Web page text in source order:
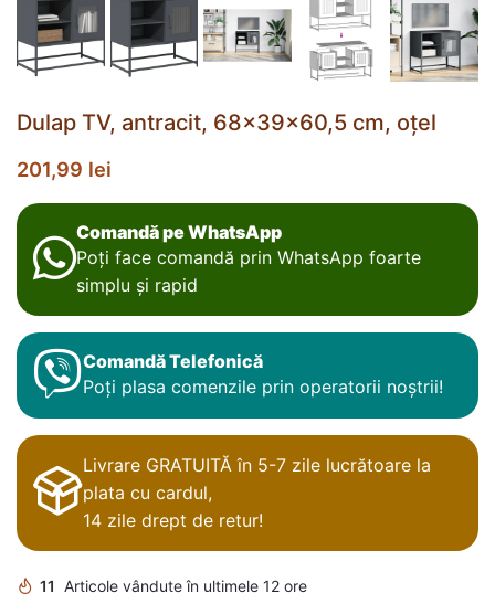
Dulap TV, antracit, 68x39x60,5 cm, oțel
201,99 lei
Comandă pe WhatsApp
Poți face comandă prin WhatsApp foarte
simplu și rapid
Comandă Telefonică
Poți plasa comenzile prin operatorii noștrii!
Livrare GRATUITĂ în 5-7 zile lucrătoare la
plata cu cardul,
14 zile drept de retur!
11 Articole vândute în ultimele 12 ore